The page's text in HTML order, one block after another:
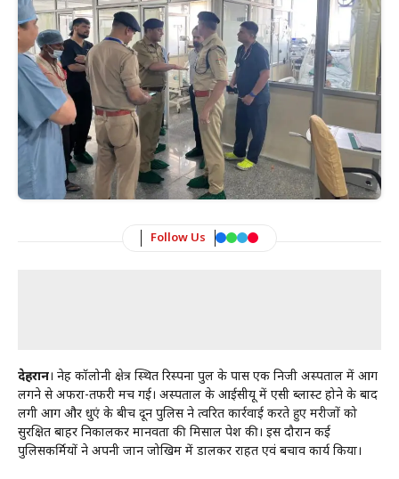
Follow Us
देहरादून। नेहरू कॉलोनी क्षेत्र स्थित रिस्पना पुल के पास एक निजी अस्पताल में आग
लगने से अफरा-तफरी मच गई। अस्पताल के आईसीयू में एसी ब्लास्ट होने के बाद
लगी आग और धुएं के बीच दून पुलिस ने त्वरित कार्रवाई करते हुए मरीजों को
सुरक्षित बाहर निकालकर मानवता की मिसाल पेश की। इस दौरान कई
पुलिसकर्मियों ने अपनी जान जोखिम में डालकर राहत एवं बचाव कार्य किया।